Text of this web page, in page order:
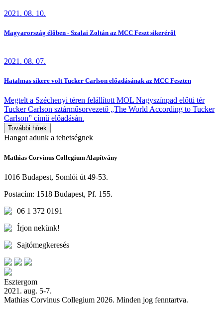
2021. 08. 10.
Magyarország élőben - Szalai Zoltán az MCC Feszt sikeréről
2021. 08. 07.
Hatalmas sikere volt Tucker Carlson előadásának az MCC Feszten
Megtelt a Széchenyi téren felállított MOL Nagyszínpad előtti tér
Tucker Carlson sztárműsorvezető „The World According to Tucker
Carlson” című előadásán.
További hírek
Hangot adunk a tehetségnek
Mathias Corvinus Collegium Alapítvány
1016 Budapest, Somlói út 49-53.
Postacím: 1518 Budapest, Pf. 155.
06 1 372 0191
Írjon nekünk!
Sajtómegkeresés
Esztergom
2021. aug. 5-7.
Mathias Corvinus Collegium 2026. Minden jog fenntartva.